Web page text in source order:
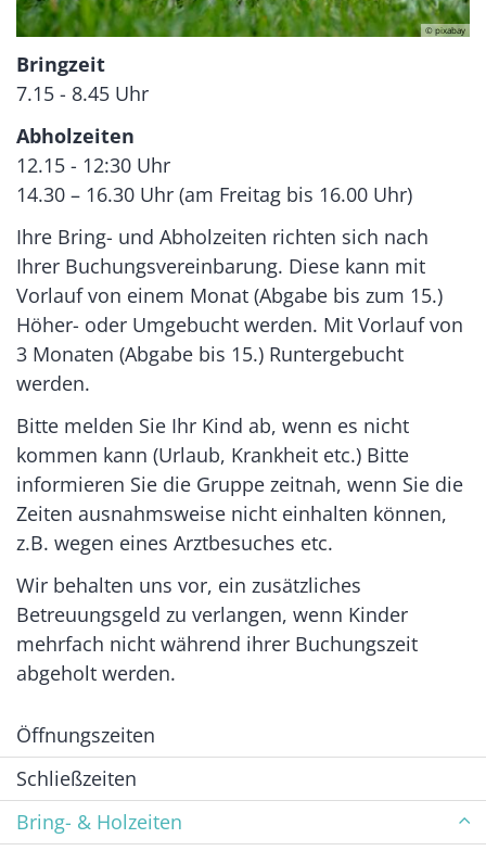
© pixabay
Bringzeit
7.15 - 8.45 Uhr
Abholzeiten
12.15 - 12:30 Uhr
14.30 – 16.30 Uhr (am Freitag bis 16.00 Uhr)
Ihre Bring- und Abholzeiten richten sich nach
Ihrer Buchungsvereinbarung. Diese kann mit
Vorlauf von einem Monat (Abgabe bis zum 15.)
Höher- oder Umgebucht werden. Mit Vorlauf von
3 Monaten (Abgabe bis 15.) Runtergebucht
werden.
Bitte melden Sie Ihr Kind ab, wenn es nicht
kommen kann (Urlaub, Krankheit etc.) Bitte
informieren Sie die Gruppe zeitnah, wenn Sie die
Zeiten ausnahmsweise nicht einhalten können,
z.B. wegen eines Arztbesuches etc.
Wir behalten uns vor, ein zusätzliches
Betreuungsgeld zu verlangen, wenn Kinder
mehrfach nicht während ihrer Buchungszeit
abgeholt werden.
Öffnungszeiten
Schließzeiten
Bring- & Holzeiten